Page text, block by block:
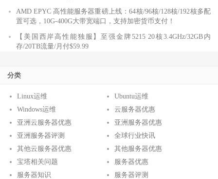
AMD EPYC 高性能服务器重磅上线：64核/96核/128核/192核多配
置可选，10G-400G大带宽端口，支持加密货币支付！
【美国西岸高性能独服】至强金牌5215 20核3.4GHz/32GB内
存/20TB流量/月付$59.99
分类
Linux运维
Ubuntu运维
Windows运维
云服务器优惠
亚洲云服务器优惠
亚洲服务器优惠
亚洲服务器评测
全球行业快讯
其他云服务器优惠
其他服务器优惠
宝塔相关问题
服务器优惠
服务器知识
服务器评测